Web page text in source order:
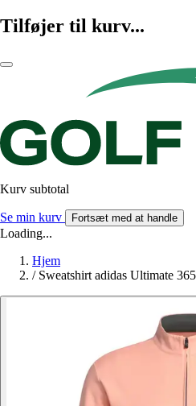
Tilføjer til kurv...
Kurv subtotal
Se min kurv Fortsæt med at handle
Loading...
Hjem
/ Sweatshirt adidas Ultimate